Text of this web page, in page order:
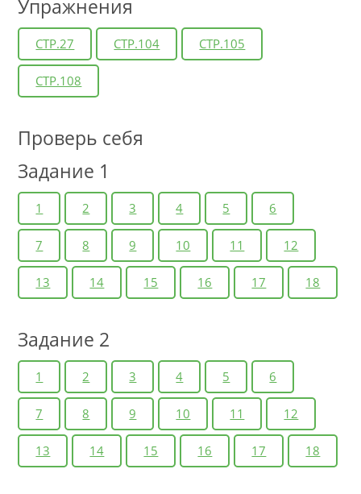
Упражнения
СТР.27 СТР.104 СТР.105
СТР.108
Проверь себя
Задание 1
1 2 3 4 5 6
7 8 9 10 11 12
13 14 15 16 17 18
Задание 2
1 2 3 4 5 6
7 8 9 10 11 12
13 14 15 16 17 18